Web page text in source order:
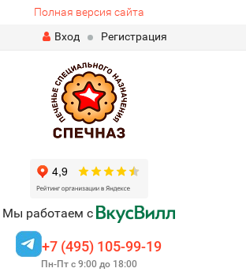
Полная версия сайта
Вход
Регистрация
Мы работаем с
+7 (495) 105-99-19
Пн-Пт с 9:00 до 18:00